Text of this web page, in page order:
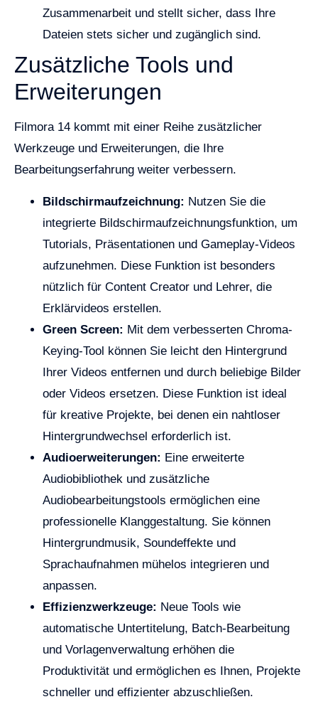
Zusammenarbeit und stellt sicher, dass Ihre
Dateien stets sicher und zugänglich sind.
Zusätzliche Tools und
Erweiterungen
Filmora 14 kommt mit einer Reihe zusätzlicher
Werkzeuge und Erweiterungen, die Ihre
Bearbeitungserfahrung weiter verbessern.
Bildschirmaufzeichnung: Nutzen Sie die
integrierte Bildschirmaufzeichnungsfunktion, um
Tutorials, Präsentationen und Gameplay-Videos
aufzunehmen. Diese Funktion ist besonders
nützlich für Content Creator und Lehrer, die
Erklärvideos erstellen.
Green Screen: Mit dem verbesserten Chroma-
Keying-Tool können Sie leicht den Hintergrund
Ihrer Videos entfernen und durch beliebige Bilder
oder Videos ersetzen. Diese Funktion ist ideal
für kreative Projekte, bei denen ein nahtloser
Hintergrundwechsel erforderlich ist.
Audioerweiterungen: Eine erweiterte
Audiobibliothek und zusätzliche
Audiobearbeitungstools ermöglichen eine
professionelle Klanggestaltung. Sie können
Hintergrundmusik, Soundeffekte und
Sprachaufnahmen mühelos integrieren und
anpassen.
Effizienzwerkzeuge: Neue Tools wie
automatische Untertitelung, Batch-Bearbeitung
und Vorlagenverwaltung erhöhen die
Produktivität und ermöglichen es Ihnen, Projekte
schneller und effizienter abzuschließen.